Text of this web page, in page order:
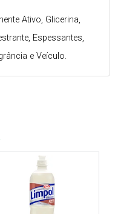
Ativo, Glicerina,
Espessantes,
e Veículo.